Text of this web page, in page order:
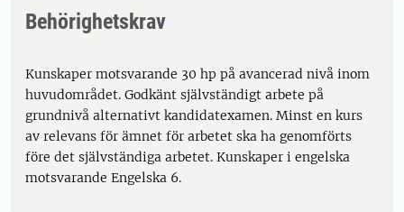
Behörighetskrav
Kunskaper motsvarande 30 hp på avancerad nivå inom
huvudområdet. Godkänt självständigt arbete på
grundnivå alternativt kandidatexamen. Minst en kurs
av relevans för ämnet för arbetet ska ha genomförts
före det självständiga arbetet. Kunskaper i engelska
motsvarande Engelska 6.